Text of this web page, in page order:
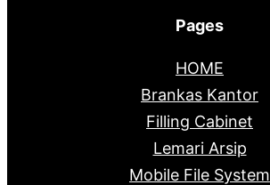
Pages
HOME
Brankas Kantor
Filling Cabinet
Lemari Arsip
Mobile File System